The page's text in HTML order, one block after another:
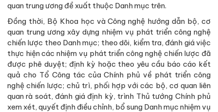
quan trung ương đề xuất thuộc Danh mục trên.
Đồng thời, Bộ Khoa học và Công nghệ hướng dẫn bộ, cơ
quan trung ương xây dựng nhiệm vụ phát triển công nghệ
chiến lược theo Danh mục; theo dõi, kiểm tra, đánh giá việc
thực hiện các nhiệm vụ phát triển công nghệ chiến lược đã
được phê duyệt; định kỳ hoặc theo yêu cầu báo cáo kết
quả cho Tổ Công tác của Chính phủ về phát triển công
nghệ chiến lược; chủ trì, phối hợp với các bộ, cơ quan liên
quan rà soát, đánh giá định kỳ, trình Thủ tướng Chính phủ
xem xét, quyết định điều chỉnh, bổ sung Danh mục nhiệm vụ